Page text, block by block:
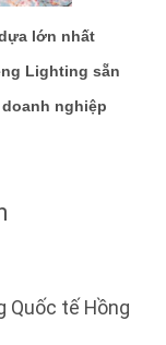
lớn nhất
Lighting sẵn
nghiệp
Quốc tế Hồng